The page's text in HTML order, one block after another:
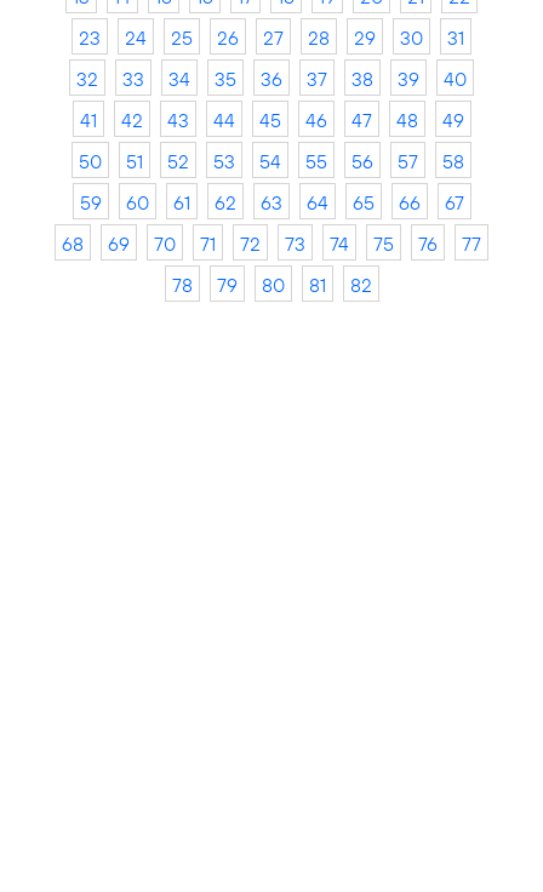
23
24 25 26 27 28 29 30
31
32
33 34 35 36 37 38 39
40
41
42 43 44 45 46 47 48
49
50
51 52 53 54 55 56 57
58
59
60 61 62 63 64 65 66
67
68
69 70 71 72 73 74 75 76
77
78
79 80 81 82